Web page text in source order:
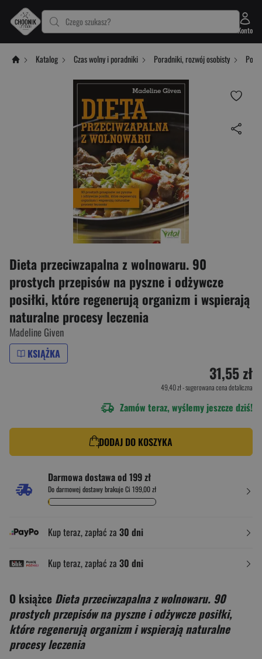
Czego szukasz?
Konto
Katalog Czas wolny i poradniki Poradniki, rozwój osobisty
Dieta przeciwzapalna z wolnowaru. 90
prostych przepisów na pyszne i odżywcze
posiłki, które regenerują organizm i wspierają
naturalne procesy leczenia
Madeline Given
KSIĄŻKA
31,55 zł
49,40 zł- sugerowana cena detaliczna
Zamów teraz, wyślemy jeszcze dziś!
DODAJ DO KOSZYKA
Darmowa dostawa od 199 zł
Do darmowej dostawy brakuje Ci 199,00 zł
Kup teraz, zapłać za 30 dni
Kup teraz, zapłać za 30 dni
O książce Dieta przeciwzapalna z wolnowaru. 90
prostych przepisów na pyszne i odżywcze posiłki,
które regenerują organizm i wspierają naturalne
procesy leczenia